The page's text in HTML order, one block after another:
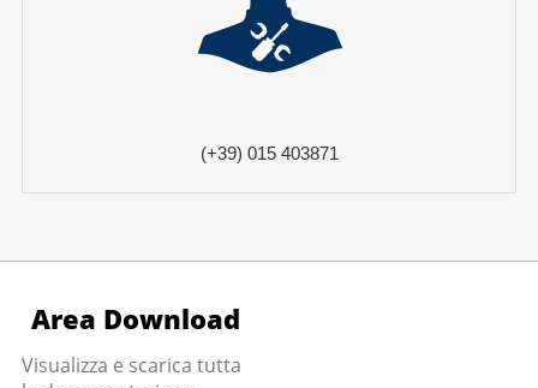
(+39) 015 403871
Area Download
Visualizza e scarica tutta